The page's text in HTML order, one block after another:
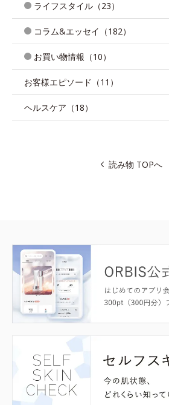
ライフスタイル（23）
コラム&エッセイ（182）
お買い物情報（10）
お客様エピソード（11）
ヘルスケア（18）
読み物 TOPへ